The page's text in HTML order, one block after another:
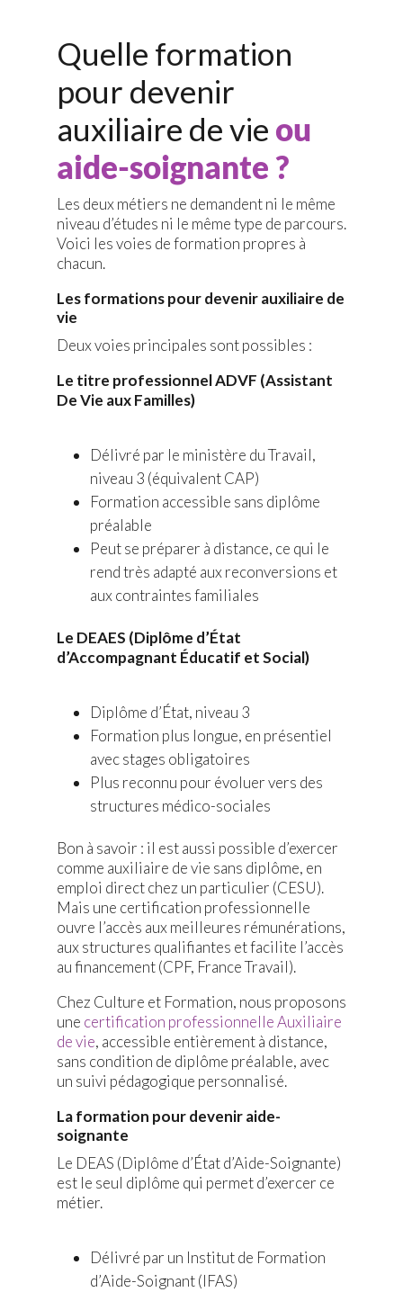
Quelle formation
pour devenir
auxiliaire de vie ou
aide-soignante ?
Les deux métiers ne demandent ni le même
niveau d’études ni le même type de parcours.
Voici les voies de formation propres à
chacun.
Les formations pour devenir auxiliaire de
vie
Deux voies principales sont possibles :
Le titre professionnel ADVF (Assistant
De Vie aux Familles)
Délivré par le ministère du Travail,
niveau 3 (équivalent CAP)
Formation accessible sans diplôme
préalable
Peut se préparer à distance, ce qui le
rend très adapté aux reconversions et
aux contraintes familiales
Le DEAES (Diplôme d’État
d’Accompagnant Éducatif et Social)
Diplôme d’État, niveau 3
Formation plus longue, en présentiel
avec stages obligatoires
Plus reconnu pour évoluer vers des
structures médico-sociales
Bon à savoir : il est aussi possible d’exercer
comme auxiliaire de vie sans diplôme, en
emploi direct chez un particulier (CESU).
Mais une certification professionnelle
ouvre l’accès aux meilleures rémunérations,
aux structures qualifiantes et facilite l’accès
au financement (CPF, France Travail).
Chez Culture et Formation, nous proposons
une certification professionnelle Auxiliaire
de vie, accessible entièrement à distance,
sans condition de diplôme préalable, avec
un suivi pédagogique personnalisé.
La formation pour devenir aide-
soignante
Le DEAS (Diplôme d’État d’Aide-Soignante)
est le seul diplôme qui permet d’exercer ce
métier.
Délivré par un Institut de Formation
d’Aide-Soignant (IFAS)